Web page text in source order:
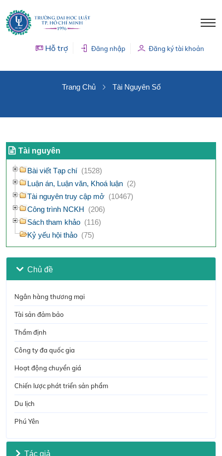
Hỗ trợ Đăng nhập Đăng ký tài khoản
Trang Chủ Tài Nguyên Số
Tài nguyên
Bài viết Tạp chí (1528)
Luận án, Luận văn, Khoá luận (2)
Tài nguyên truy cập mở (10467)
Công trình NCKH (206)
Sách tham khảo (116)
Kỷ yếu hội thảo (75)
Chủ đề
Ngân hàng thương mại
Tài sản đảm bảo
Thẩm định
Công ty đa quốc gia
Hoạt động chuyển giá
Chiến lược phát triển sản phẩm
Du lịch
Phú Yên
Tác giả